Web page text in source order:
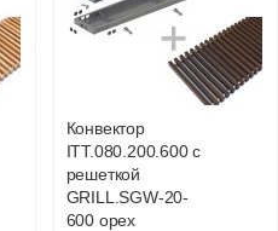
Конвектор
ITTL.070.160.1500
GRILL.SGWL-16-
32 963
Подробнее
Конвектор
ITT.080.200.600 с
решеткой
GRILL.SGW-20-
600 орех